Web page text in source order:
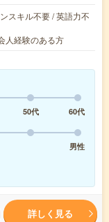
スキル不要 / 英語力不
人経験のある方
50代
60代
男性
詳しく見る